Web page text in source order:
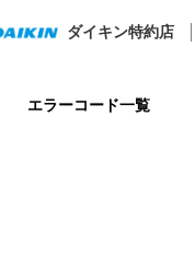
ダイキン特約店
エラーコード一覧